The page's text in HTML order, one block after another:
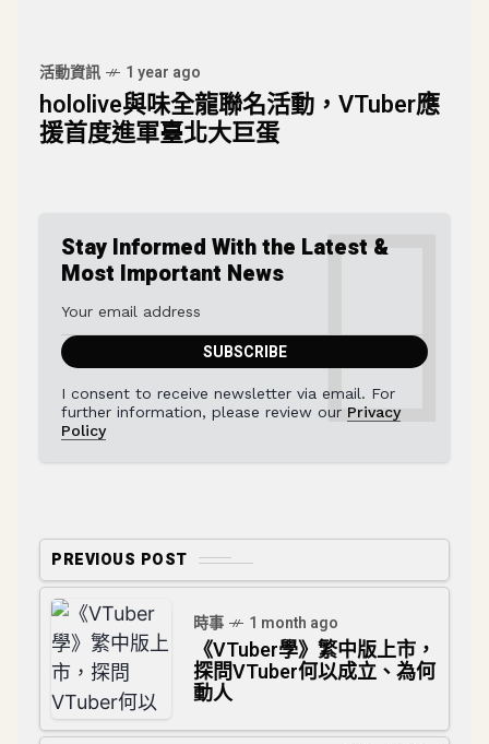
活動資訊 1 year ago
hololive與味全龍聯名活動，VTuber應
援首度進軍臺北大巨蛋
Stay Informed With the Latest &
Most Important News
I consent to receive newsletter via email. For
further information, please review our Privacy
Policy
PREVIOUS POST
時事 1 month ago
《VTuber學》繁中版上市，
探問VTuber何以成立、為何
動人